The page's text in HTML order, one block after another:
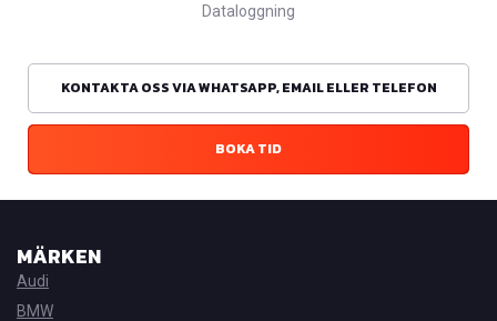
Dataloggning
KONTAKTA OSS VIA WHATSAPP, EMAIL ELLER TELEFON
BOKA TID
MÄRKEN
Audi
BMW